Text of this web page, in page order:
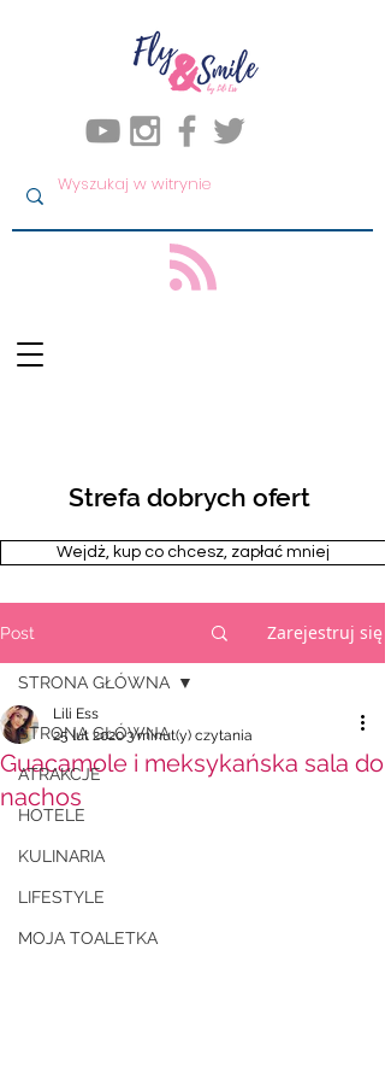
Strefa dobrych ofert
Wejdż, kup co chcesz, zapłać mniej
Post Zarejestruj się
STRONA GŁÓWNA
ATRAKCJE
HOTELE
KULINARIA
LIFESTYLE
MOJA TOALETKA
STRONA GŁÓWNA
Guacamole i meksykańska sala do
nachos
Lili Ess
25 lut 20203 minut(y) czytania